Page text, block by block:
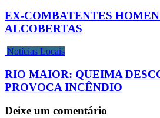
EX-COMBATENTES
ALCOBERTAS
Notícias Locais
RIO MAIOR: QUEIMA
PROVOCA INCÊNDIO
Deixe um comentário